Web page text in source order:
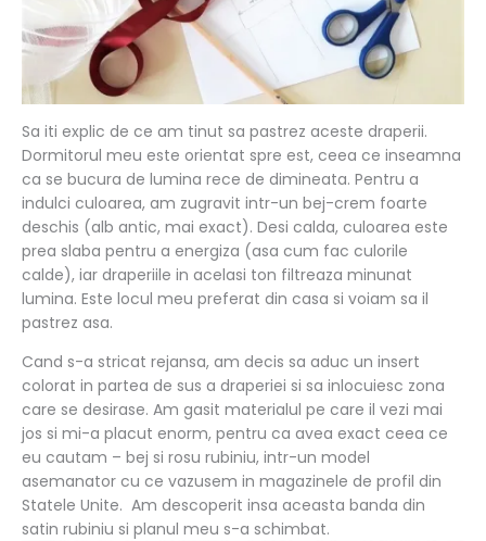
Sa iti explic de ce am tinut sa pastrez aceste draperii.
Dormitorul meu este orientat spre est, ceea ce inseamna
ca se bucura de lumina rece de dimineata. Pentru a
indulci culoarea, am zugravit intr-un bej-crem foarte
deschis (alb antic, mai exact). Desi calda, culoarea este
prea slaba pentru a energiza (asa cum fac culorile
calde), iar draperiile in acelasi ton filtreaza minunat
lumina. Este locul meu preferat din casa si voiam sa il
pastrez asa.
Cand s-a stricat rejansa, am decis sa aduc un insert
colorat in partea de sus a draperiei si sa inlocuiesc zona
care se desirase. Am gasit materialul pe care il vezi mai
jos si mi-a placut enorm, pentru ca avea exact ceea ce
eu cautam – bej si rosu rubiniu, intr-un model
asemanator cu ce vazusem in magazinele de profil din
Statele Unite. Am descoperit insa aceasta banda din
satin rubiniu si planul meu s-a schimbat.